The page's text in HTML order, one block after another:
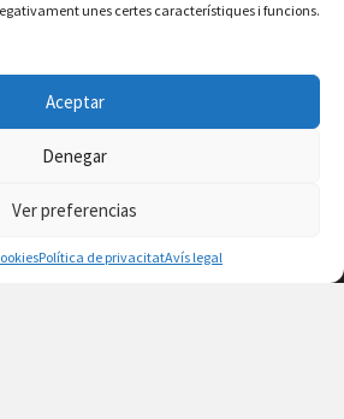
unes certes característiques i funcions.
Aceptar
Denegar
Ver preferencias
Política de privacitatAvís legal